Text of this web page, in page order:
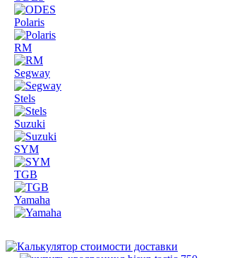
Polaris
RM
Segway
Stels
Suzuki
SYM
TGB
Yamaha